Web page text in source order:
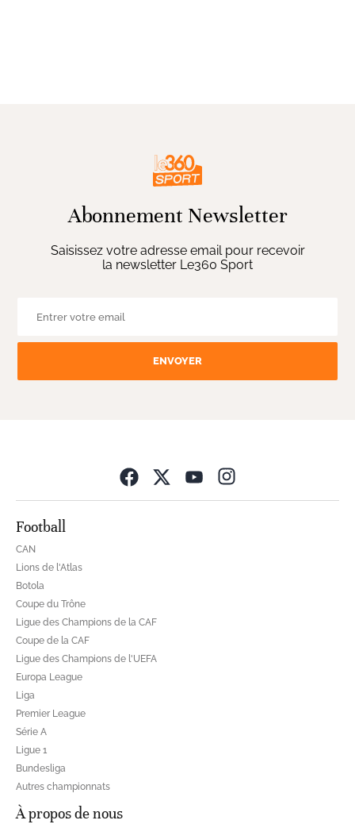
Abonnement Newsletter
Saisissez votre adresse email pour recevoir
la newsletter Le360 Sport
ENVOYER
Football
CAN
Lions de l'Atlas
Botola
Coupe du Trône
Ligue des Champions de la CAF
Coupe de la CAF
Ligue des Champions de l'UEFA
Europa League
Liga
Premier League
Série A
Ligue 1
Bundesliga
Autres championnats
À propos de nous